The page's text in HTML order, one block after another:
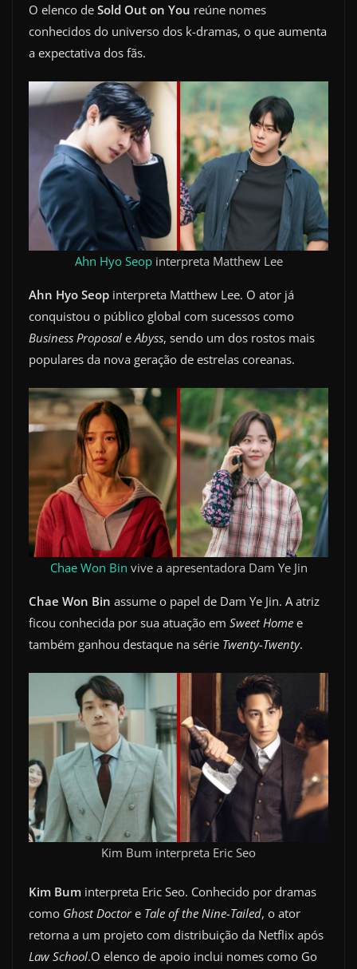
O elenco de Sold Out on You reúne nomes
conhecidos do universo dos k-dramas, o que aumenta
a expectativa dos fãs.
Ahn Hyo Seopinterpreta Matthew Lee
Ahn Hyo Seop interpreta Matthew Lee. O ator já
conquistou o público global com sucessos como
Business Proposal e Abyss, sendo um dos rostos mais
populares da nova geração de estrelas coreanas.
Chae Won Bin vive a apresentadora Dam Ye Jin
Chae Won Bin assume o papel de Dam Ye Jin. A atriz
ficou conhecida por sua atuação em Sweet Home e
também ganhou destaque na série Twenty-Twenty.
Kim Bum interpreta Eric Seo
Kim Bum interpreta Eric Seo. Conhecido por dramas
como Ghost Doctore Tale of the Nine-Tailed, o ator
retorna a um projeto com distribuição da Netflix após
Law School.O elenco de apoio inclui nomes como Go